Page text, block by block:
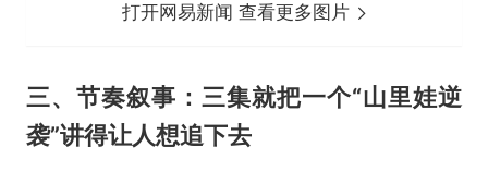
打开网易新闻 查看更多图片
三、节奏叙事：三集就把一个“山里娃逆
袭”讲得让人想追下去